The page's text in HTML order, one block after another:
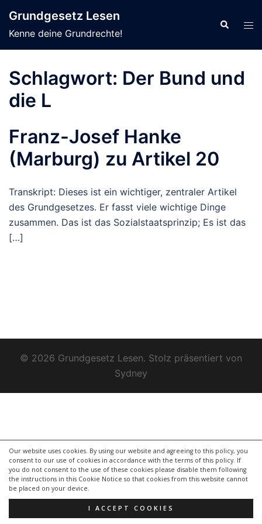
Our website uses cookies. By using our website and agreeing to this policy, you
consent to our use of cookies in accordance with the terms of this policy. If
you do not consent to the use of these cookies please disable them following
the instructions in this Cookie Notice so that cookies from this website cannot
be placed on your device.
I ACCEPT COOKIES
Inhalt
springen
Grundgesetz Lesen
Kenne deine Grundrechte!
Suche
Schlagwort: Der Bund und
die L
Franz-Josef Hanke
(Marburg) zu Artikel 20
Transkript: Dieses ist ein wichtiger, zentraler Artikel
des Grundgesetzes. Er fasst viele wichtige Dinge
zusammen. Das ist das Sozialstaatsprinzip; Es ist das
[…]
© 2026 Grundgesetz Lesen. Stolz präsentiert von
Sydney